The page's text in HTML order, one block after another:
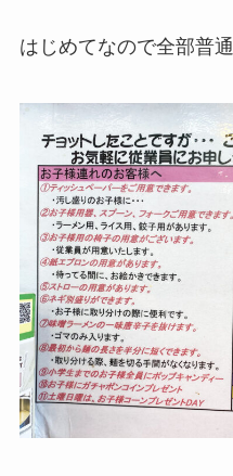
はじめてなので全部普